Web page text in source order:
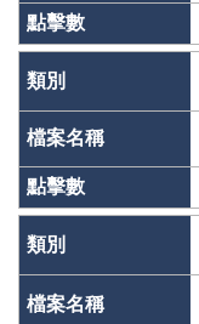
介
上
申
辦
與
查
詢
便
服